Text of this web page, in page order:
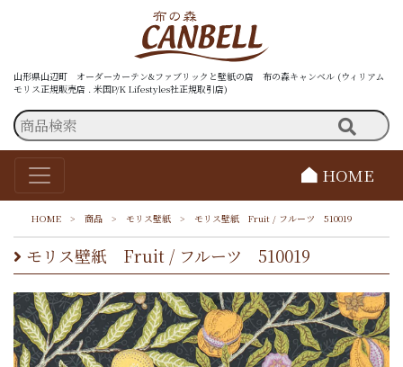
山形県山辺町 オーダーカーテン&ファブリックと壁紙の店 布の森キャンベル (ウィリアム
モリス正規販売店 . 米国P/K Lifestyles社正規取引店)
HOME
HOME > 商品 > モリス壁紙 > モリス壁紙 Fruit / フルーツ 510019
モリス壁紙 Fruit / フルーツ 510019